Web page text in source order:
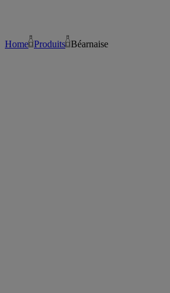
Home Produits Béarnaise